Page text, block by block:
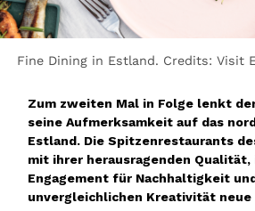
Fine Dining in Estland. Credits: Visit
Zum zweiten Mal in Folge lenkt
seine Aufmerksamkeit auf das
Estland. Die Spitzenrestaurants
mit ihrer herausragenden Qualität,
Engagement für Nachhaltigkeit
unvergleichlichen Kreativität neue